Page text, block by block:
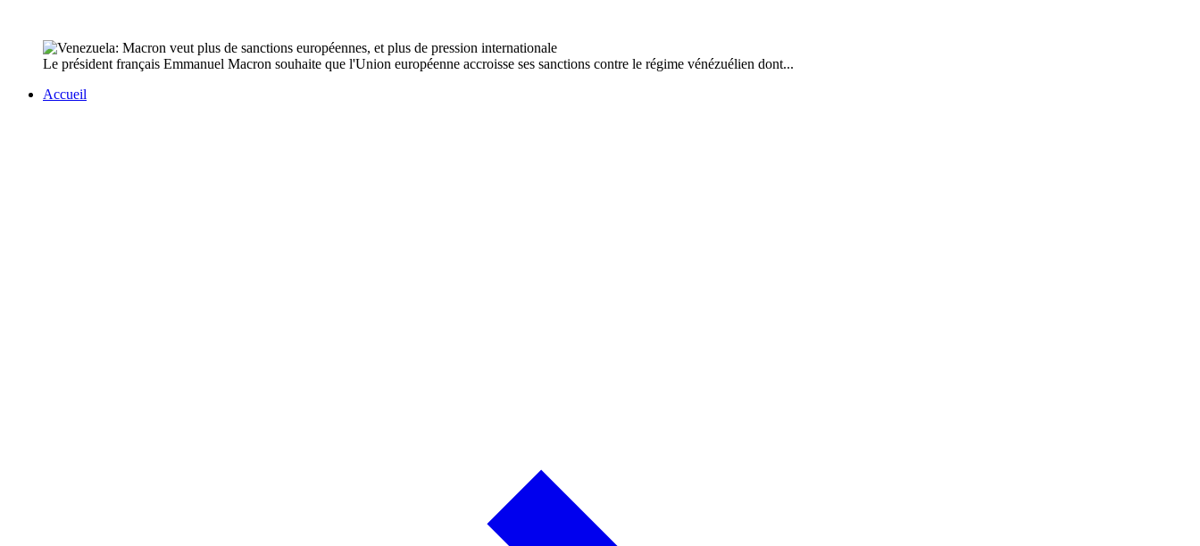
Le président français Emmanuel Macron souhaite que l'Union européenne accroisse ses sanctions contre le régime vénézuélien dont...
Accueil